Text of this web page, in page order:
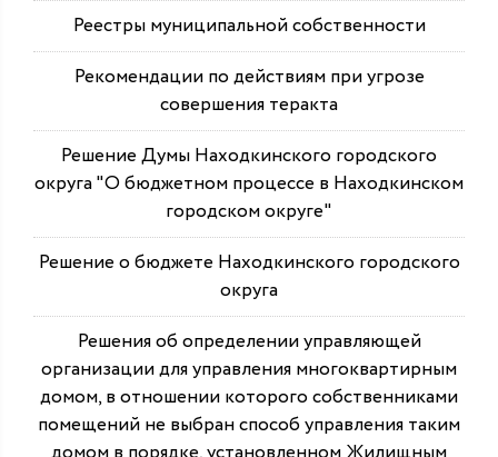
Реестры муниципальной собственности
Рекомендации по действиям при угрозе
совершения теракта
Решение Думы Находкинского городского
округа "О бюджетном процессе в Находкинском
городском округе"
Решение о бюджете Находкинского городского
округа
Решения об определении управляющей
организации для управления многоквартирным
домом, в отношении которого собственниками
помещений не выбран способ управления таким